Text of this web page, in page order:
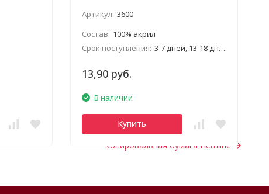
Артикул: 3600
Состав: 100% акрил
Срок поступления: 3-7 дней, 13-18 дней, январь
13,90 руб.
В наличии
Купить
Копировальная бумага Hemline